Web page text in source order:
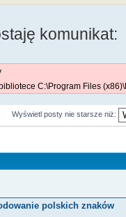
komunikat:
C:\Program Files
Wyświetl posty nie starsze niż:
polskich znaków